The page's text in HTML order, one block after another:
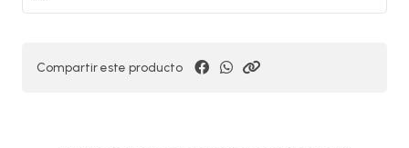
Compartir este producto